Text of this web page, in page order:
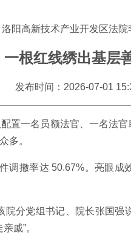
洛阳高新技术产业开发区法院
一根红线绣出基层
发布时间：2026-07-01
置一名员额法官、一名法
多。
调撤率达 50.67%。亮眼
院分党组书记、院长张国
戚”。